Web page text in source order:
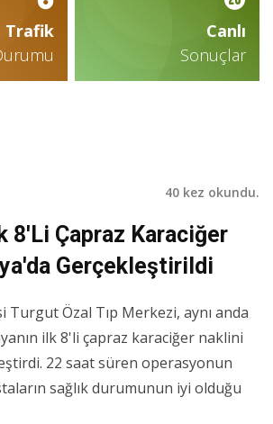
Trafik
Canlı
Sonuçlar
40 kez okundu.
8'li Çapraz Karaciğer
Gerçekleştirildi
Turgut Özal Tıp Merkezi, aynı anda
ilk 8'li çapraz karaciğer naklini
22 saat süren operasyonun
sağlık durumunun iyi olduğu